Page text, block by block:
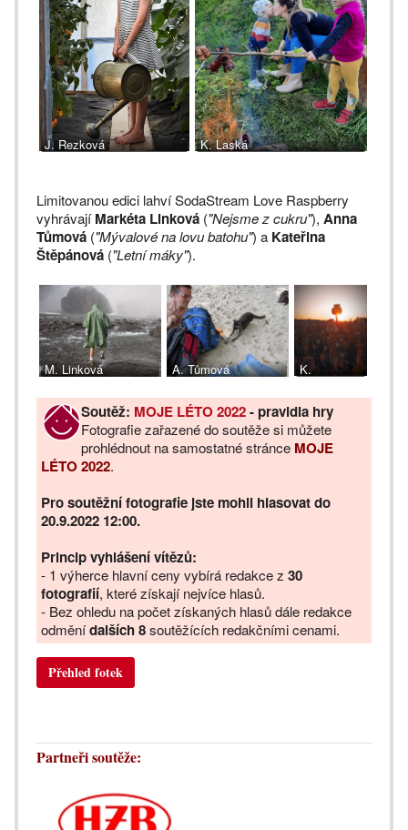
J. Rezková K. Laská
Limitovanou edici lahví SodaStream Love Raspberry
vyhrávajíMarkéta Linková ("Nejsme z cukru"), Anna
Tůmová ("Mývalové na lovu batohu") a Kateřina
Štěpánová ("Letní máky").
M. Linková A. Tůmová
K.
Soutěž: MOJE LÉTO 2022- pravidla hry
Fotografie zařazené do soutěže si můžete
prohlédnout na samostatné stránce MOJE
LÉTO 2022.
Pro soutěžní fotografie jste mohli hlasovat do
20.9.2022 12:00.
Princip vyhlášení vítězů:
- 1 výherce hlavní ceny vybírá redakce z 30
fotografií, které získají nejvíce hlasů.
- Bez ohledu na počet získaných hlasů dále redakce
odměnídalších 8soutěžících redakčními cenami.
Přehled fotek
Partneři soutěže: